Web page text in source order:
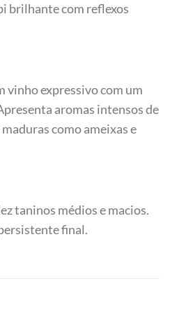
brilhante com reflexos
vinho expressivo com um
aromas intensos de
como ameixas e
taninos médios e macios.
final.